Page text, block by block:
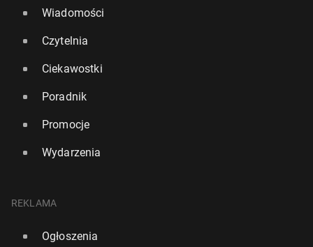
Wiadomości
Czytelnia
Ciekawostki
Poradnik
Promocje
Wydarzenia
REKLAMA
Ogłoszenia